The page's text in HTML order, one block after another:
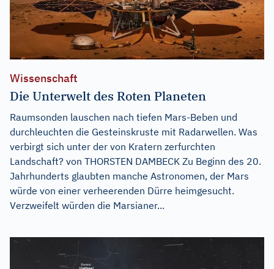
Wissenschaft
Die Unterwelt des Roten Planeten
Raumsonden lauschen nach tiefen Mars-Beben und
durchleuchten die Gesteinskruste mit Radarwellen. Was
verbirgt sich unter der von Kratern zerfurchten
Landschaft? von THORSTEN DAMBECK Zu Beginn des 20.
Jahrhunderts glaubten manche Astronomen, der Mars
würde von einer verheerenden Dürre heimgesucht.
Verzweifelt würden die Marsianer...